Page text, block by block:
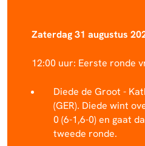
Zaterdag 31 augustus
12:00 uur: Eerste ronde
Diede de Groot -
(GER). Diede wint
0 (6-1,6-0) en gaat
tweede ronde.